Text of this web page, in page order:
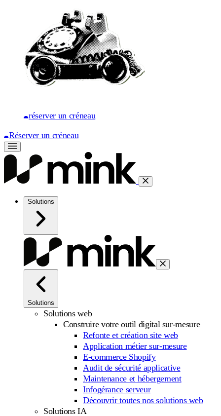
réserver un créneau
Réserver un créneau
Solutions
Solutions
Solutions web
Construire votre outil digital sur-mesure
Refonte et création site web
Application métier sur-mesure
E-commerce Shopify
Audit de sécurité applicative
Maintenance et hébergement
Infogérance serveur
Découvrir toutes nos solutions web
Solutions IA